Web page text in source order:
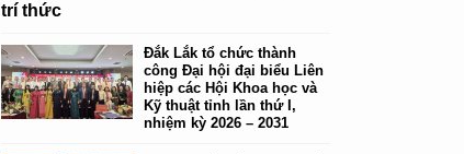
trí thức
Đắk Lắk tổ chức thành
công Đại hội đại biểu Liên
hiệp các Hội Khoa học và
Kỹ thuật tỉnh lần thứ I,
nhiệm kỳ 2026 – 2031